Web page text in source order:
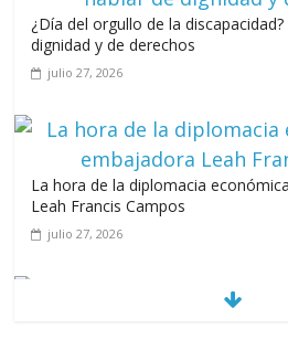
¿Día del orgullo de la
dignidad y de derechos
julio 27, 2026
La hora de la diplomacia
Leah Francis Campos
julio 27, 2026